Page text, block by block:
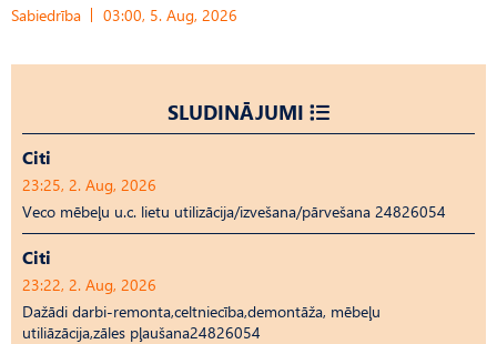
Sabiedrība 03:00, 5. Aug, 2026
SLUDINĀJUMI
Citi
23:25, 2. Aug, 2026
Veco mēbeļu u.c. lietu utilizācija/izvešana/pārvešana 24826054
Citi
23:22, 2. Aug, 2026
Dažādi darbi-remonta,celtniecība,demontāža, mēbeļu
utiliāzācija,zāles pļaušana24826054